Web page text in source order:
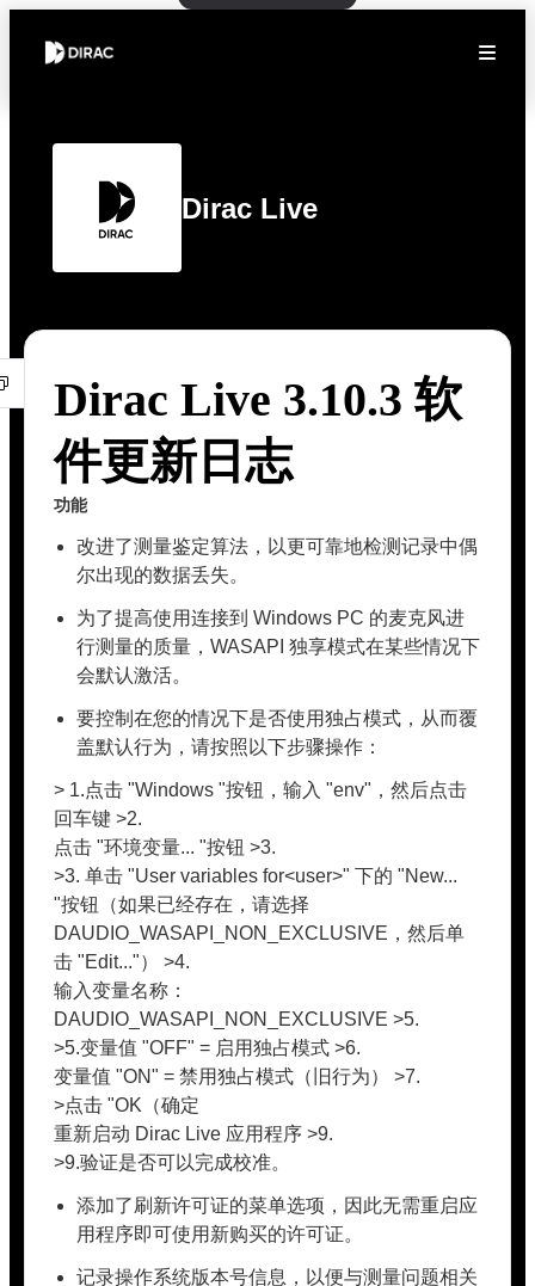
Dirac Live
Dirac Live 3.10.3 软
件更新日志
功能
改进了测量鉴定算法，以更可靠地检测记录中偶
尔出现的数据丢失。
为了提高使用连接到 Windows PC 的麦克风进
行测量的质量，WASAPI 独享模式在某些情况下
会默认激活。
要控制在您的情况下是否使用独占模式，从而覆
盖默认行为，请按照以下步骤操作：
> 1.点击 "Windows "按钮，输入 "env"，然后点击
回车键 >2.
点击 "环境变量... "按钮 >3.
>3. 单击 "User variables for<user>" 下的 "New...
"按钮（如果已经存在，请选择
DAUDIO_WASAPI_NON_EXCLUSIVE，然后单
击 "Edit..."） >4.
输入变量名称：
DAUDIO_WASAPI_NON_EXCLUSIVE >5.
>5.变量值 "OFF" = 启用独占模式 >6.
变量值 "ON" = 禁用独占模式（旧行为） >7.
>点击 "OK（确定
重新启动 Dirac Live 应用程序 >9.
>9.验证是否可以完成校准。
添加了刷新许可证的菜单选项，因此无需重启应
用程序即可使用新购买的许可证。
记录操作系统版本号信息，以便与测量问题相关